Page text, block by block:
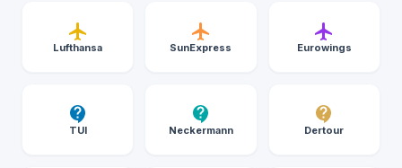
Lufthansa SunExpress Eurowings
TUI Neckermann Dertour